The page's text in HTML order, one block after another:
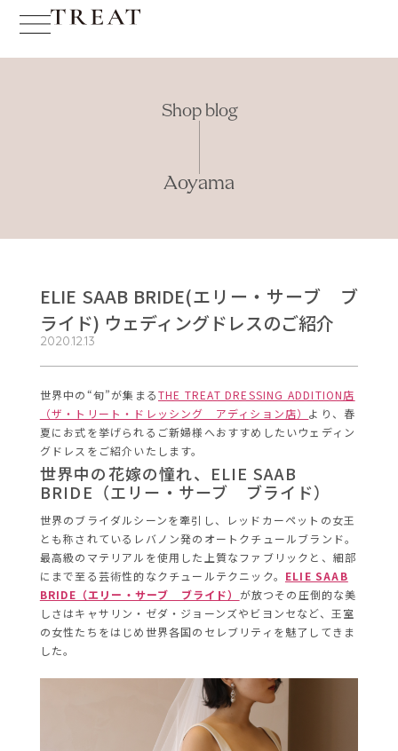
Shop blog
Aoyama
ELIE SAAB BRIDE(エリー・サーブ ブ
ライド) ウェディングドレスのご紹介
2020.12.13
世界中の“旬”が集まるTHE TREAT DRESSING ADDITION店
（ザ・トリート・ドレッシング アディション店） より、春
夏にお式を挙げられるご新婦様へおすすめしたいウェディン
グドレスをご紹介いたします。
世界中の花嫁の憧れ、ELIE SAAB
BRIDE（エリー・サーブ ブライド）
世界のブライダルシーンを牽引し、レッドカーペットの女王
とも称されているレバノン発のオートクチュールブランド。
最高級のマテリアルを使用した上質なファブリックと、細部
にまで至る芸術性的なクチュールテクニック。 ELIE SAAB
BRIDE（エリー・サーブ ブライド） が放つその圧倒的な美
しさはキャサリン・ゼダ・ジョーンズやビヨンセなど、王室
の女性たちをはじめ世界各国のセレブリティを魅了してきま
した。